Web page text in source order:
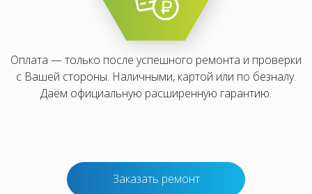
Оплата — только после успешного ремонта и проверки
с Вашей стороны. Наличными, картой или по безналу.
Даём официальную расширенную гарантию.
Заказать ремонт